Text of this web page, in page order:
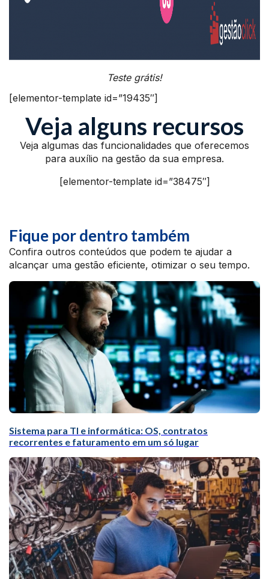
Teste grátis!
[elementor-template id=”19435″]
Veja alguns recursos
Veja algumas das funcionalidades que oferecemos
para auxílio na gestão da sua empresa.
[elementor-template id=”38475″]
Fique por dentro também
Confira outros conteúdos que podem te ajudar a
alcançar uma gestão eficiente, otimizar o seu tempo.
Sistema para TI e informática: OS, contratos
recorrentes e faturamento em um só lugar